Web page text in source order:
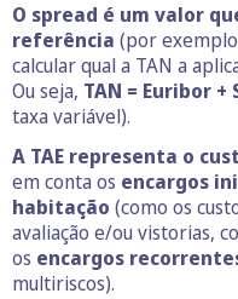
O spread é um valor
referência (por
calcular qual a TAN a
Ou seja, TAN = Euribor +
taxa variável).
A TAE representa o
em conta os encargos
habitação (como os
avaliação e/ou vistorias,
os encargos
multiriscos).